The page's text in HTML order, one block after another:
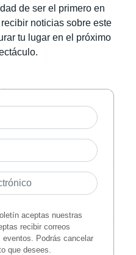
de ser el primero en
noticias sobre este
tu lugar en el próximo
aceptas nuestras
recibir correos
Podrás cancelar
que desees.